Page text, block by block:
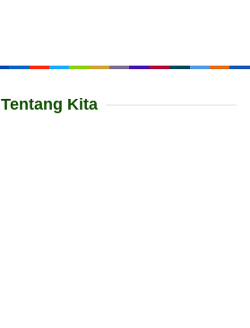
Tentang Kita